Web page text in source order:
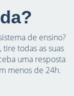
de ensino?
todas as suas
uma resposta
menos de 24h.